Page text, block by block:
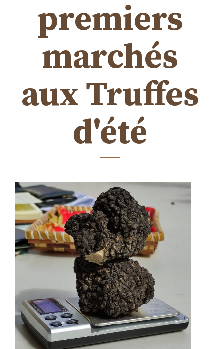
premiers
marchés
aux Truffes
d'été